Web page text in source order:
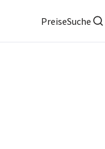
PreiseSuche